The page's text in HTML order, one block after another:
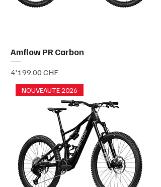
Amflow PR Carbon
Prix
4'199.00 CHF
NOUVEAUTE 2026